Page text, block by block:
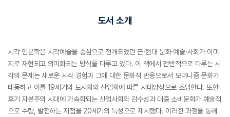
도서 소개
시각 인문학은 시각예술을 중심으로 전개되었던 근·현대 문화·예술·사회가 이미
지로 재현되고 의미화되는 방식을 다루고 있다. 이 책에서 전반적으로 다루는 시
각의 문제는 새로운 시각 경험과 그에 대한 문화적 반응으로서 모더니즘 문화가
태동하고 이를 19세기의 도시화와 산업화에 따른 시대양상으로 조망한다. 또한
후기 자본주의 시대에 가속화되는 산업사회의 감수성과 대중 소비문화가 예술적
으로 수렴, 발전하는 지점을 20세기의 특성으로 제시했다. 이러한 과정을 통해